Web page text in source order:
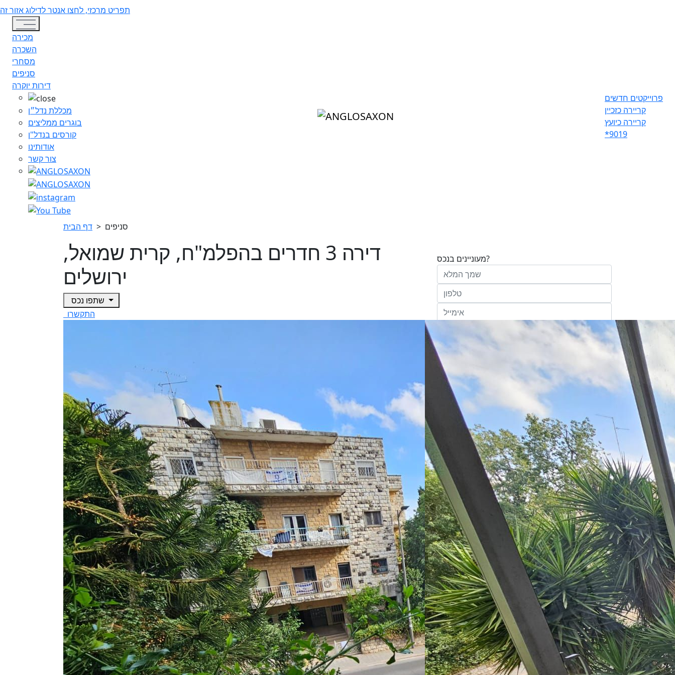
תפריט מרכזי, לחצו אנטר לדילוג אזור זה
Toggle navigation
מכירה
השכרה
מסחרי
סניפים
דירות יוקרה
מכללת נדל״ן
בוגרים ממליצים
קורסים בנדל"ן
אודותינו
צור קשר
פרוייקטים חדשים
קריירה כזכיין
קריירה כיועץ
*9019
דף הבית > סניפים
דירה 3 חדרים בהפלמ"ח, קרית שמואל,
ירושלים
התקשרו
מעוניינים בנכס?
מחב' אנגלו סכסון סוכנות לנכסים (ישראל 1992)
בע"מ ו/או מי מטעמה ("אנגלו סכסון") בדוא"ל,
במסרונים ובשיחת טלפון שיווקית, הצעות ודברי שיווק
ופרסומת כהגדרתם בחוק וכן, שפרטיי האישיים
יישמרו במאגריה וישמשו אותה לשליחת מידע ולקידום
פעילותיה, לרבות אך לא רק, לעריכת ניתוח מידע
ומחקר סטטיסטי.